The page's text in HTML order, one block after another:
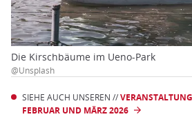
Die Kirschbäume im Ueno-Park
@Unsplash
SIEHE AUCH UNSEREN //
FEBRUAR UND MÄRZ 2026